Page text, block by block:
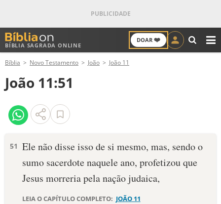
BÍBLIA SAGRADA ONLINE
DOAR ❤️
ANTIGO TESTAMENTO
NOVO TESTAMENTO
VERSÍCULOS
PALAVRA DO DIA
Bíblia Novo Testamento João João 11
João 11:51
51 Ele não disse isso de si mesmo, mas, sendo o
sumo sacerdote naquele ano, profetizou que
Jesus morreria pela nação judaica,
LEIA O CAPÍTULO COMPLETO: JOÃO 11